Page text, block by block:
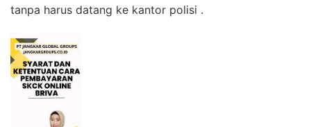
tanpa harus datang ke kantor polisi .